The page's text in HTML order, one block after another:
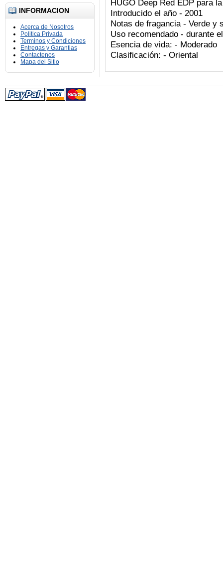
INFORMACION
Acerca de Nosotros
Politica Privada
Terminos y Condiciones
Entregas y Garantias
Contactenos
Mapa del Sitio
HUGO Deep Red EDP para
Introducido el año - 2001
Notas de fragancia - Verde y
Uso recomendado - durante
Esencia de vida: - Moderado
Clasificación: - Oriental